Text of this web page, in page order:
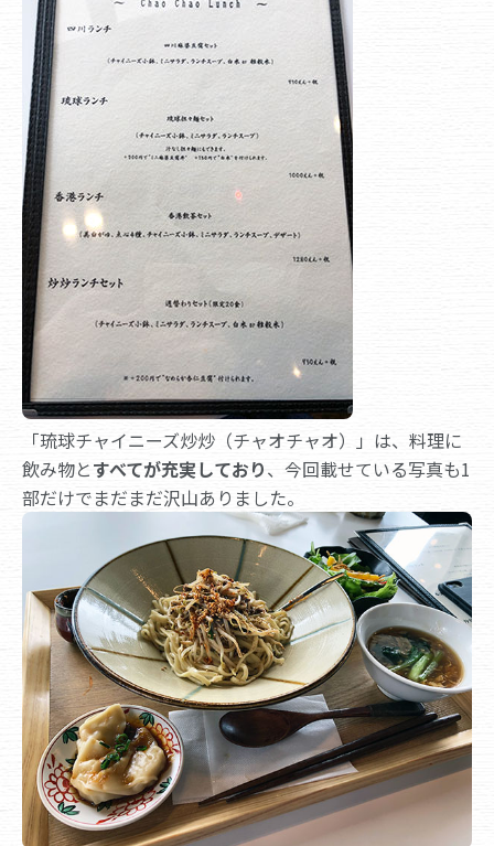
「琉球チャイニーズ炒炒（チャオチャオ）」は、料理に
飲み物とすべてが充実しており、今回載せている写真も1
部だけでまだまだ沢山ありました。